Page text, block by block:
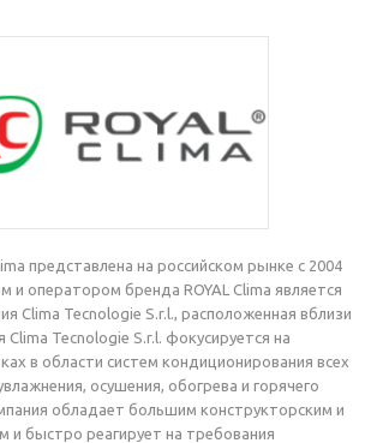
представлена на российском рынке с 2004
и оператором бренда ROYAL Clima является
Clima Tecnologie S.r.l., расположенная вблизи
Clima Tecnologie S.r.l. фокусируется на
в области систем кондиционирования всех
осушения, обогрева и горячего
обладает большим конструкторским и
быстро реагирует на требования